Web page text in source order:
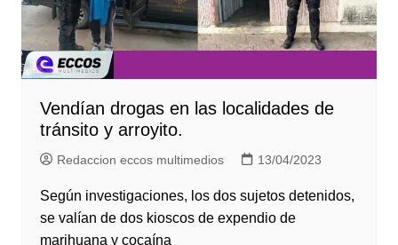
Vendían drogas en las localidades de
tránsito y arroyito.
Redaccion eccos multimedios 13/04/2023
Según investigaciones, los dos sujetos detenidos,
se valían de dos kioscos de expendio de
marihuana y cocaína